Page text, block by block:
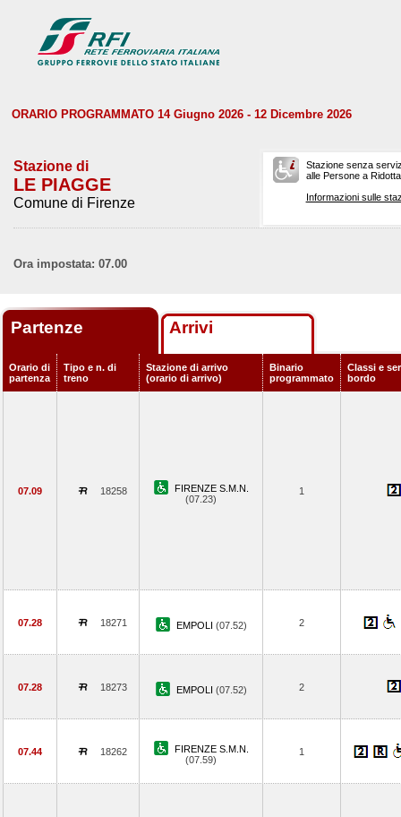
ORARIO PROGRAMMATO 14 Giugno 2026 - 12 Dicembre 2026
Stazione di
LE PIAGGE
Comune di Firenze
Stazione senza
alle Persone a
Informazioni sulle
Ora impostata: 07.00
Partenze Arrivi
Orario di
partenza
Tipo e n. di
treno
Stazione di arrivo
(orario di arrivo)
Binario
programmato
Classi e
bordo
07.09 18258
FIRENZE S.M.N.
(07.23)
1
07.28 18271 EMPOLI (07.52) 2
07.28 18273 EMPOLI (07.52) 2
07.44 18262
FIRENZE S.M.N.
(07.59)
1